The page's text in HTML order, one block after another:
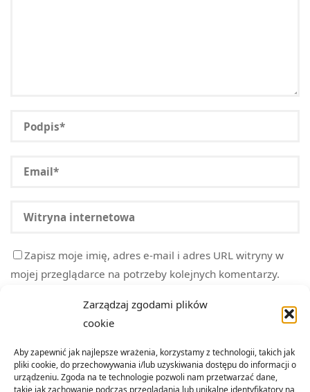
Zarządzaj zgodami plików
cookie
Aby zapewnić jak najlepsze wrażenia, korzystamy z technologii, takich jak
pliki cookie, do przechowywania i/lub uzyskiwania dostępu do informacji o
urządzeniu. Zgoda na te technologie pozwoli nam przetwarzać dane,
takie jak zachowanie podczas przeglądania lub unikalne identyfikatory na
Zapisz moje imię, adres e-mail i adres URL witryny w
mojej przeglądarce na potrzeby kolejnych komentarzy.